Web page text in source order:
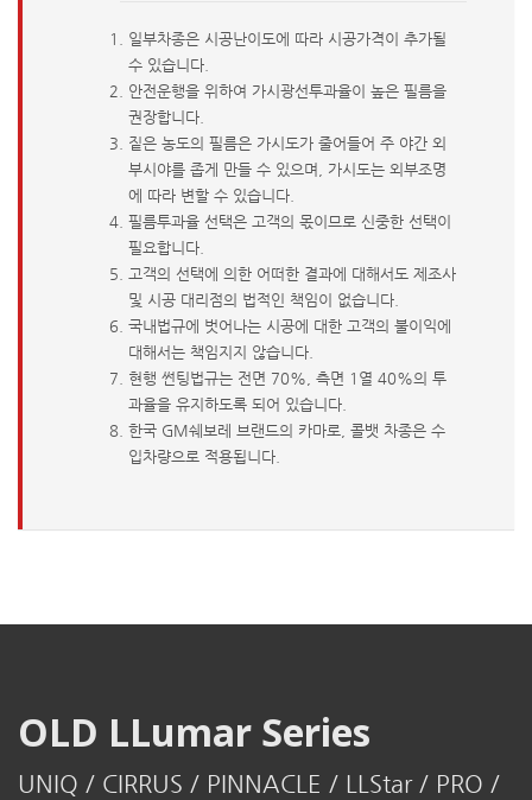
일부차종은 시공난이도에 따라 시공가격이 추가될
수 있습니다.
안전운행을 위하여 가시광선투과율이 높은 필름을
권장합니다.
짙은 농도의 필름은 가시도가 줄어들어 주 야간 외
부시야를 좁게 만들 수 있으며, 가시도는 외부조명
에 따라 변할 수 있습니다.
필름투과율 선택은 고객의 몫이므로 신중한 선택이
필요합니다.
고객의 선택에 의한 어떠한 결과에 대해서도 제조사
및 시공 대리점의 법적인 책임이 없습니다.
국내법규에 벗어나는 시공에 대한 고객의 불이익에
대해서는 책임지지 않습니다.
현행 썬팅법규는 전면 70%, 측면 1열 40%의 투
과율을 유지하도록 되어 있습니다.
한국 GM쉐보레 브랜드의 카마로, 콜뱃 차종은 수
입차량으로 적용됩니다.
OLD LLumar Series
UNIQ / CIRRUS / PINNACLE / LLStar / PRO /